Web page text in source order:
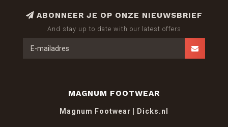
ABONNEER JE OP ONZE NIEUWSBRIEF
And stay up to date with our latest offers
MAGNUM FOOTWEAR
Magnum Footwear | Dicks.nl